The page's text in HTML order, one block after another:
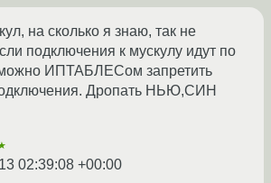
на сколько я знаю, так не
подключения к мускулу идут по
можно ИПТАБЛЕСом запретить
Дропать НЬЮ,СИН
02:39:08 +00:00